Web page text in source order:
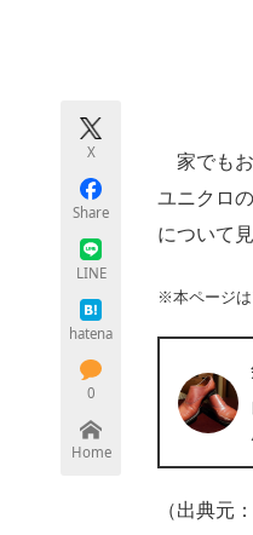
X
Share
LINE
hatena
0
Home
家でもお
ユニクロ
について
※本ページは
（出典元：